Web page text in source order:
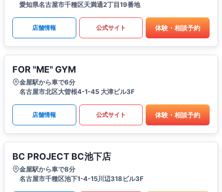
愛知県名古屋市千種区天満通2丁目19番地
店舗情報 公式サイト 体験・相談予約
FOR "ME" GYM
金屋駅から車で6分
名古屋市北区大曽根4-1-45 大津ビル3F
店舗情報 公式サイト 体験・相談予約
BC PROJECT BC池下店
金屋駅から車で8分
名古屋市千種区池下1-4-15川辺318ビル3F